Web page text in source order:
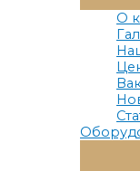
О